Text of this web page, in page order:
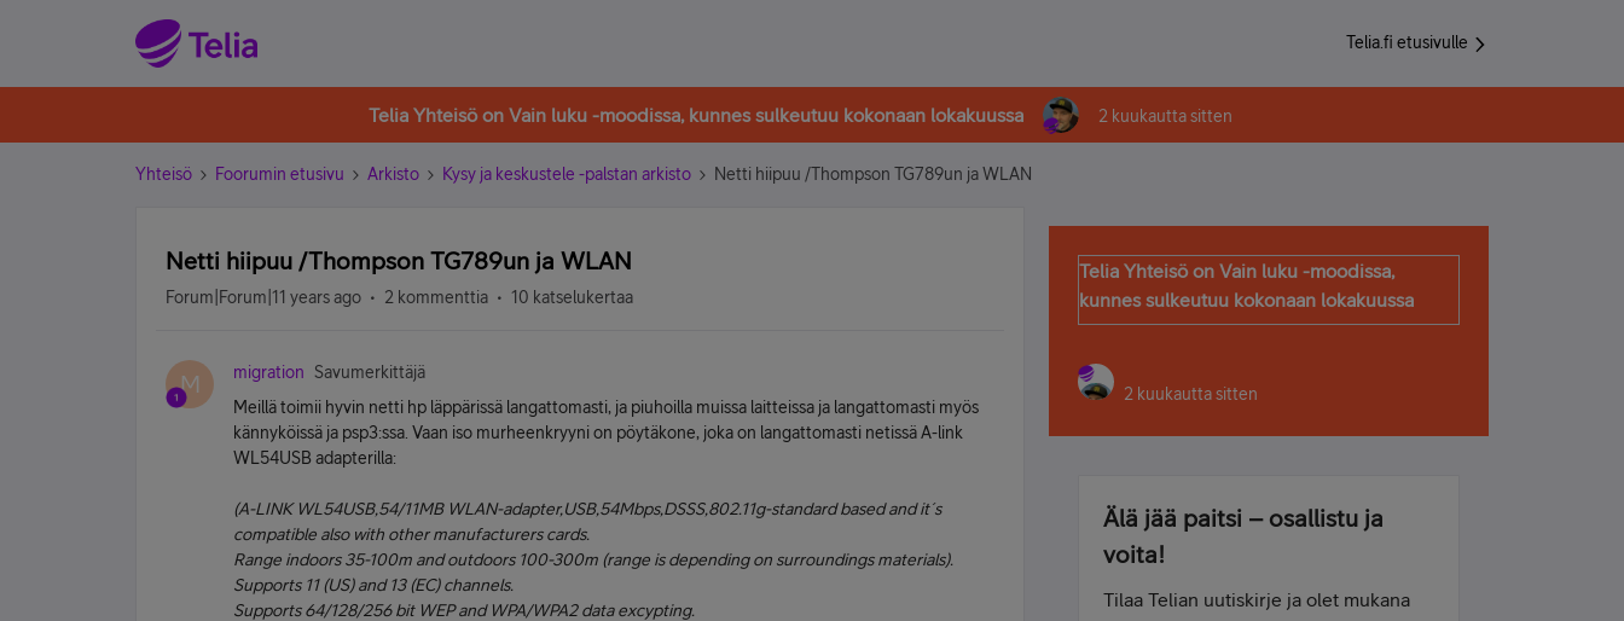
Telia.fi etusivulle
Telia Yhteisö on Vain luku -moodissa, kunnes sulkeutuu kokonaan lokakuussa 2 kuukautta sitten
Yhteisö Foorumin etusivu Arkisto Kysy ja keskustele -palstan arkisto Netti hiipuu /Thompson TG789un ja WLAN
Netti hiipuu /Thompson TG789un ja WLAN
Forum|Forum|11 years ago 2 kommenttia 10 katselukertaa
M migration
Savumerkittäjä
Meillä toimii hyvin netti hp läppärissä langattomasti, ja piuhoilla muissa laitteissa ja langattomasti myös
kännyköissä ja psp3:ssa. Vaan iso murheenkryyni on pöytäkone, joka on langattomasti netissä A-link
WL54USB adapterilla:
(A-LINK WL54USB,54/11MB WLAN-adapter,USB,54Mbps,DSSS,802.11g-standard based and it´s
compatible also with other manufacturers cards.
Range indoors 35-100m and outdoors 100-300m (range is depending on surroundings materials).
Supports 11 (US) and 13 (EC) channels.
Supports 64/128/256 bit WEP and WPA/WPA2 data excypting.
Telia Yhteisö on Vain luku -moodissa,
kunnes sulkeutuu kokonaan lokakuussa
2 kuukautta sitten
Älä jää paitsi – osallistu ja
voita!
Tilaa Telian uutiskirje ja olet mukana